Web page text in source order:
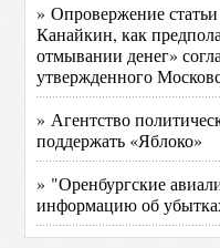
» Опровержение
Канайкин, как
отмывании денег»
утвержденного
» Агентство
поддержать «Яблоко»
» "Оренбургские
информацию об